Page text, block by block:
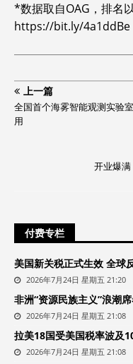
*数据取自OAG，排名
https://bit.ly/4a1ddBe
上一篇
全国首个海雾智能观测实验
用
开业爆
付费专栏
美国新关税正式生效 全球
2026年7月24日 星期五 21:20
非洲“资源民族主义”浪潮
2026年7月24日 星期五 21:08
拉美18国受美国税率波及
2026年7月24日 星期五 21:08